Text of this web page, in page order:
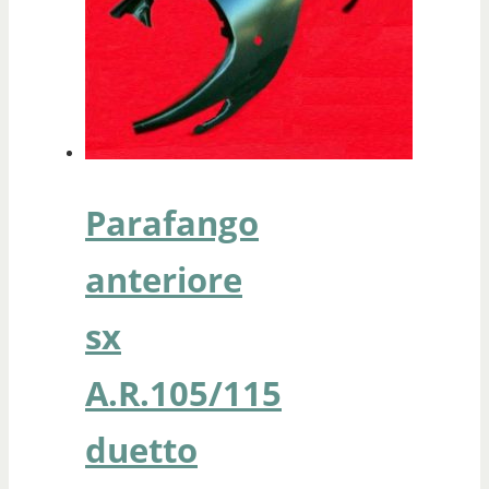
Parafango
anteriore
sx
A.R.105/115
duetto